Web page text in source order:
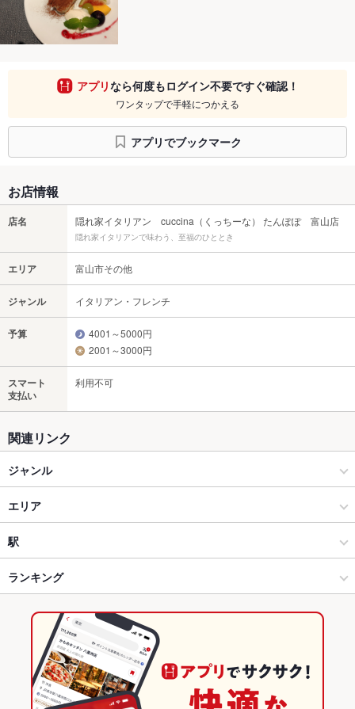
アプリなら何度もログイン不要ですぐ確認！
ワンタップで手軽につかえる
アプリでブックマーク
お店情報
店名 隠れ家イタリアン cuccina（くっちーな） たんぽぽ 富山店
隠れ家イタリアンで味わう、至福のひととき
エリア 富山市その他
ジャンル イタリアン・フレンチ
予算
4001～5000円
2001～3000円
スマート
支払い
利用不可
関連リンク
ジャンル
イタリアン・フレンチ
イタリアン
富山市 × イタリアン・フレンチ
富山市 × イタリアン
小泉町駅 × イタリアン・フレンチ
小泉町駅 × イタリアン
エリア
富山市その他
富山市その他 × イタリアン・フレンチ
富山市その他 × イタリアン
富山 × イタリアン・フレンチ
駅
小泉町駅
ランキング
富山のグルメランキング
富山のイタリアン・フレンチランキング
富山のイタリアンランキング